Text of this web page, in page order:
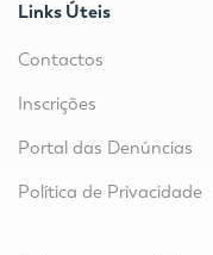
Links Úteis
Contactos
Inscrições
Portal das Denúncias
Política de Privacidade